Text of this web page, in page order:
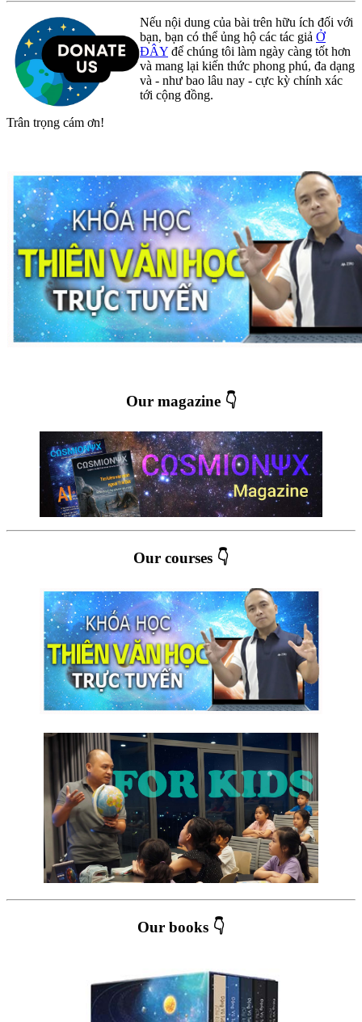
Nếu nội dung của bài trên hữu ích đối với
bạn, bạn có thể ủng hộ các tác giả Ở
ĐÂY để chúng tôi làm ngày càng tốt hơn
và mang lại kiến thức phong phú, đa dạng
và - như bao lâu nay - cực kỳ chính xác
tới cộng đồng.
Trân trọng cám ơn!
Our magazine 👇
Our courses 👇
Our books 👇